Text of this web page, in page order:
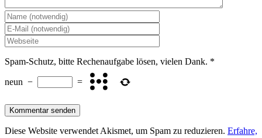
Spam-Schutz, bitte Rechenaufgabe lösen, vielen Dank. *
neun − =
Diese Website verwendet Akismet, um Spam zu reduzieren. Erfahre,